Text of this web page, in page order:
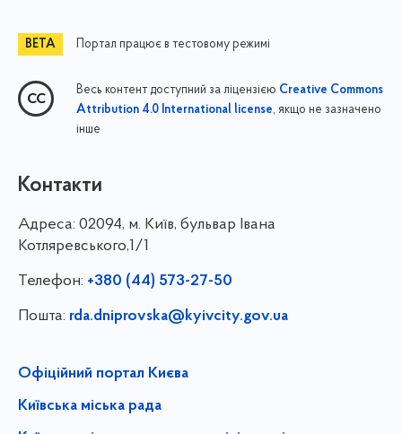
Портал працює в тестовому режимі
Весь контент доступний за ліцензією Creative Commons
Attribution 4.0 International license, якщо не зазначено
інше
Контакти
Адреса: 02094, м. Київ, бульвар Івана
Котляревського,1/1
Телефон: +380 (44) 573-27-50
Пошта: rda.dniprovska@kyivcity.gov.ua
Офіційний портал Києва
Київська міська рада